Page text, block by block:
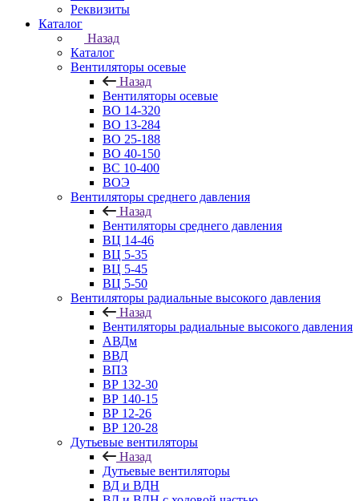
Реквизиты
Каталог
Назад
Каталог
Вентиляторы осевые
Назад
Вентиляторы осевые
ВО 14-320
ВО 13-284
ВО 25-188
ВО 40-150
ВС 10-400
ВОЭ
Вентиляторы среднего давления
Назад
Вентиляторы среднего давления
ВЦ 14-46
ВЦ 5-35
ВЦ 5-45
ВЦ 5-50
Вентиляторы радиальные высокого давления
Назад
Вентиляторы радиальные высокого давления
АВДм
ВВД
ВПЗ
ВР 132-30
ВР 140-15
ВР 12-26
ВР 120-28
Дутьевые вентиляторы
Назад
Дутьевые вентиляторы
ВД и ВДН